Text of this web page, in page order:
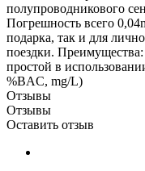
полупроводникового
Погрешность всего
подарка, так и для
поездки.
простой в
%BAC, mg/L)
Отзывы
Отзывы
Оставить отзыв